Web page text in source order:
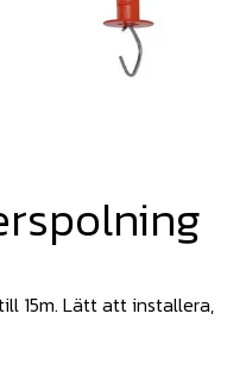
15m. Lätt att installera,